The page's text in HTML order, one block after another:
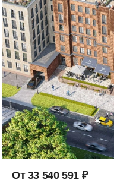
От 33 540 591 ₽